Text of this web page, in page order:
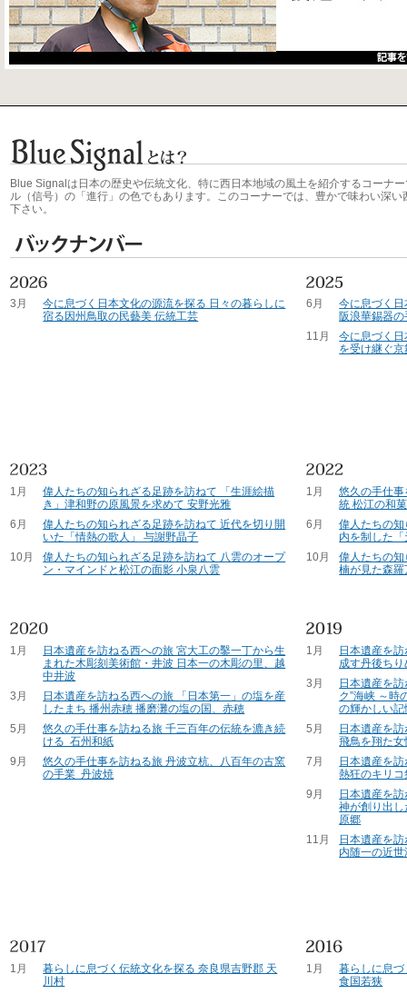
Blue Signalは日本の歴史や伝統文化、特に西日本地域の風土を紹介するコーナ
ル（信号）の「進行」の色でもあります。このコーナーでは、豊かで味わい深
下さい。
3月
今に息づく日本文化の源流を探る 日々の暮らしに
宿る因州鳥取の民藝美 伝統工芸
6月
今に息づく
阪浪華錫器
11月
今に息づく
を受け継ぐ
1月
偉人たちの知られざる足跡を訪ねて 「生涯絵描
き」津和野の原風景を求めて 安野光雅
6月
偉人たちの知られざる足跡を訪ねて 近代を切り開
いた「情熱の歌人」 与謝野晶子
10月
偉人たちの知られざる足跡を訪ねて 八雲のオープ
ン・マインドと松江の面影 小泉八雲
1月
悠久の手仕
統 松江の和
6月
偉人たちの
内を制した
10月
偉人たちの
楠が見た森
1月
日本遺産を訪ねる西への旅 宮大工の鑿一丁から生
まれた木彫刻美術館・井波 日本一の木彫の里、越
中井波
3月
日本遺産を訪ねる西への旅 「日本第一」の塩を産
したまち 播州赤穂 播磨灘の塩の国、赤穂
5月
悠久の手仕事を訪ねる旅 千三百年の伝統を漉き続
ける 石州和紙
9月
悠久の手仕事を訪ねる旅 丹波立杭、八百年の古窯
の手業 丹波焼
1月
日本遺産を
成す丹後ち
3月
日本遺産を
ク”海峡 ～時
の輝かしい記
5月
日本遺産を
飛鳥を翔た
7月
日本遺産を
熱狂のキリ
9月
日本遺産を
神が創り出
原郷
11月
日本遺産を
内随一の近
1月
暮らしに息づく伝統文化を探る 奈良県吉野郡 天
川村
1月
暮らしに息
食国若狭